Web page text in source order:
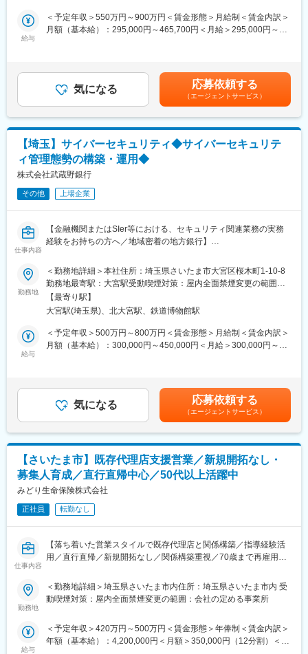
供及び学習時間
・1か月目以降：段階的な実務実践によるスキルの取得
・インストラクターと呼ばれる教育・研修担当者による、特に営
業力のスキル取得の指導を受けられる環境も整備
・営業活動は先輩社員や上司と同行しながらスタートします。1人
・商談の方法やポイントを解説した各種研修動画等を見て、自分
のタイミングで自己学習することもできます
変更の範囲：当社がエリア基幹職（企画・法人営業コース）の業
務として規定する業務全般
けた取り組みを加速しています。
そうした新事業の推進や既存事業への強化を加速するため、2022
年よりキャリア採用の強化を行っております。
成を行っていますが、採用体制を強化することで新たな施策も検
討していきたいと考えております。
現状3名体制ですが、今後体制の強化を図っていく方針です。
【配属グループの業務内容】
・各部門との折衝、求人票作成
・エージェントコントロール
・面接官業務
・その他、社内事務処理 等
【当部で働く魅力】
・「脱・銀行」を掲げ、既存のやり方に固執しないまずはやって
みる精神が社内に浸透しており、チャレンジがしやすい環境で
す。
としての正解はなく、トライ＆エラーでの業務を推進しておりま
す。そのため、各部署が求める人財の採用成功のために必要な手
セスにて、他人事機能に触れることが多くあり、事業会社での人
事を体感しながらキャリアを形成することが可能です。
・整備された就業環境：新たな人事制度を導入し、プロフェッシ
ョナルの育成を目指すともに、選択定年制を導入し、60代の働き
方を自律的に選べる仕組みがあります
変更の範囲：原則変更なし。ただし本人同意がある場合を除く
給与
＜予定年収＞550万円～900万円＜賃金形態＞月給制＜賃金内訳＞
月額（基本給）：295,000円～465,700円＜月給＞295,000円～
当は職務の適用基準により職務給の20~40％相当額を支給しま
す。※予定年収はあくまでも目安の金額であり、選考を通じて上下
する可能性があります。■昇給：有賃金はあくまでも目安の金額で
あり、選考を通じて上下する可能性があります。月給(月額)は固定
手当を含めた表記です。
気になる 応募依頼する
（エージェントサービス）
【埼玉】サイバーセキュリティ◆サイバーセキュリテ
ィ管理態勢の構築・運用◆
株式会社武蔵野銀行
その他 上場企業
仕事内容
【金融機関またはSIer等における、セキュリティ関連業務の実務
経験をお持ちの方へ／地域密着の地方銀行】
■業務内容
銀行全体のサイバーセキュリティ管理態勢の構築・運用に共に取
り組んでいただける方を募集します。
・金融庁「金融分野におけるサイバーセキュリティに関するガイ
ドライン」等、監督官庁の要求事項への対応方針策定
・サイバーセキュリティ管理態勢の成熟度評価、および経営層向
け報告資料の作成
・セキュリティ施策の企画立案、関連部署との調整
・各種セキュリティ対策の導入・運用支援・経営会議・各種委員
会向け説明資料の作成、および説明対応
・グループ会社・提携先ベンダー等との折衝、進捗管理
・地域金融機関のサイバーセキュリティ管理態勢を、実質的に主
導する立場で担っていただけます。
・規制対応にとどまらず、経営層への説明や態勢構築そのものに
深く関わる、裁量の大きい業務となります。
す。
システム統括室全体21名、うちサイバーセキュリティチーム5名
体制
■雇用形態について
※採用後1年間は行員に準ずる嘱託採用
り。
＜嘱託採用＞
勤務地
＜勤務地詳細＞本社住所：埼玉県さいたま市大宮区桜木町1-10-8
勤務地最寄駅：大宮駅受動喫煙対策：屋内全面禁煙変更の範囲：
会社の定める事業所
【最寄り駅】
大宮駅(埼玉県)、北大宮駅、鉄道博物館駅
給与
＜予定年収＞500万円～800万円＜賃金形態＞月給制＜賃金内訳＞
月額（基本給）：300,000円～450,000円＜月給＞300,000円～
気になる 応募依頼する
（エージェントサービス）
【さいたま市】既存代理店支援営業／新規開拓なし・
募集人育成／直行直帰中心／50代以上活躍中
みどり生命保険株式会社
正社員 転勤なし
仕事内容
【落ち着いた営業スタイルで既存代理店と関係構築／指導経験活
用／直行直帰／新規開拓なし／関係構築重視／70歳まで再雇用制
これまでの保険営業経験を活かし、“売る”だけでなく“支える”役割
へ。既存代理店と向き合いながら、無理のない営業スタイルで長
く活躍できるポジションです。
＼魅力ポイント／
・新規開拓はなく、既存代理店との関係構築に集中できる環境
勤務地
＜勤務地詳細＞埼玉県さいたま市内住所：埼玉県さいたま市内 受
動喫煙対策：屋内全面禁煙変更の範囲：会社の定める事業所
給与
＜予定年収＞420万円～500万円＜賃金形態＞年俸制＜賃金内訳＞
年額（基本給）：4,200,000円＜月額＞350,000円（12分割）＜昇